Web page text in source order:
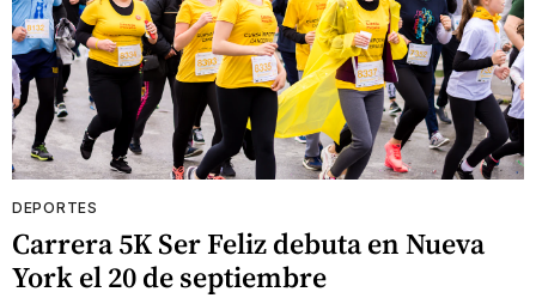
DEPORTES
Carrera 5K Ser Feliz debuta en Nueva
York el 20 de septiembre